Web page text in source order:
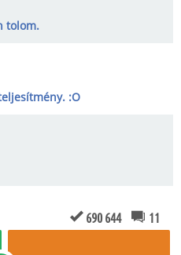
tolom.
:O
690 644 11